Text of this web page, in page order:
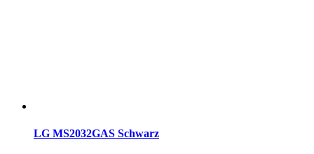
LG MS2032GAS Schwarz